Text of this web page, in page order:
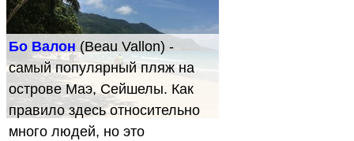
Бо Валон (Beau Vallon) -
самый популярный пляж на
острове Маэ, Сейшелы. Как
правило здесь относительно
много людей, но это